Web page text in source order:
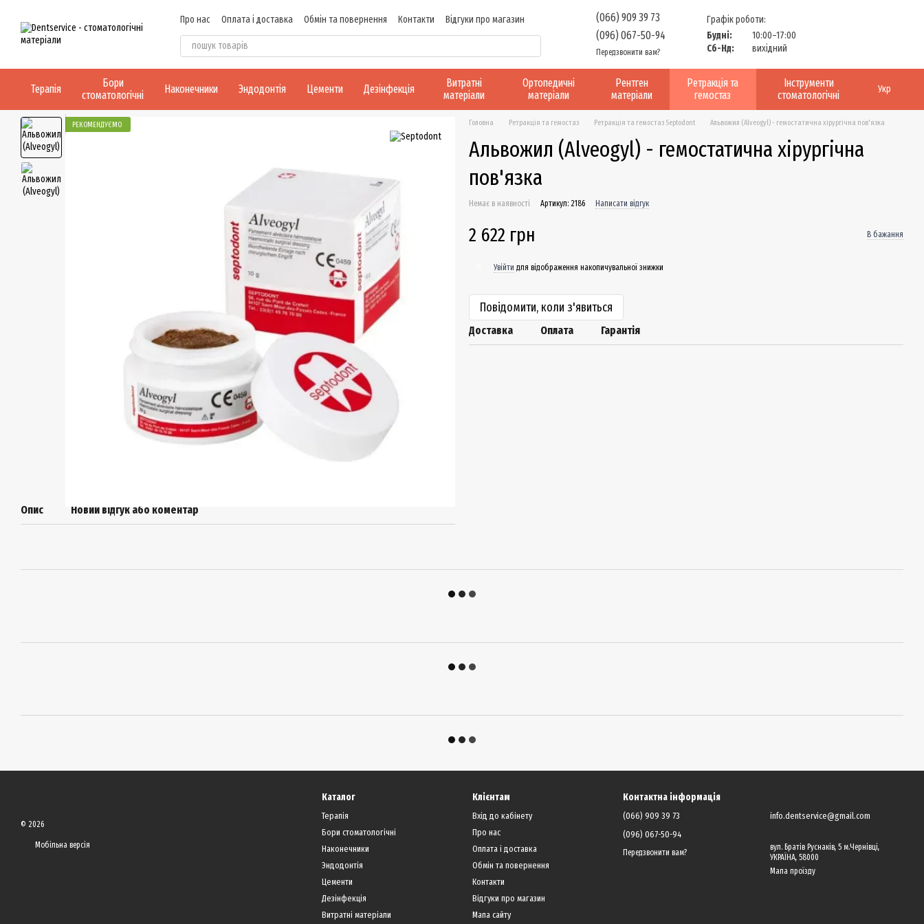
Про нас Оплата і доставка Обмін та повернення Контакти Відгуки про магазин
(066) 909 39 73
(096) 067-50-94
Передзвонити вам?
Графік роботи:
Будні:
10:00–17:00
Сб-Нд:
вихідний
Терапія
Бори
стоматологічні
Наконечники Эндодонтія Цементи Дезінфекція
Витратні
матеріали
Ортопедичні
матеріали
Рентген
матеріали
Ретракція та
гемостаз
Інструменти
стоматологічні
Укр
РЕКОМЕНДУЄМО
Опис Новий відгук або коментар
Головна Ретракція та гемостаз Ретракція та гемостаз Septodont Альвожил (Alveogyl) - гемостатична хірургічна пов'язка
Альвожил (Alveogyl) - гемостатична хірургічна
пов'язка
Немає в наявності Артикул: 2186 Написати відгук
2 622 грн В бажання
Увійти для відображення накопичувальної знижки
Повідомити, коли з'явиться
Доставка Оплата Гарантія
© 2026
Мобільна версія
Каталог
Терапія
Бори стоматологічні
Наконечники
Эндодонтія
Цементи
Дезінфекція
Витратні матеріали
Клієнтам
Вхід до кабінету
Про нас
Оплата і доставка
Обмін та повернення
Контакти
Відгуки про магазин
Мапа сайту
Контактна інформація
(066) 909 39 73
(096) 067-50-94
Передзвонити вам?
info.dentservice@gmail.com
вул. Братів Руснаків, 5 м.Чернівці,
УКРАЇНА, 58000
Мапа проїзду